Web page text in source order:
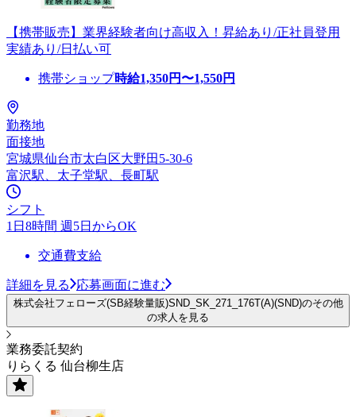
【携帯販売】業界経験者向け高収入！昇給あり/正社員登用
実績あり/日払い可
携帯ショップ時給1,350円〜1,550円
勤務地
面接地
宮城県仙台市太白区大野田5-30-6
富沢駅、太子堂駅、長町駅
シフト
1日8時間 週5日からOK
交通費支給
詳細を見る 応募画面に進む
株式会社フェローズ(SB経験量販)SND_SK_271_176T(A)(SND)のその他
の求人を見る
業務委託契約
りらくる 仙台柳生店